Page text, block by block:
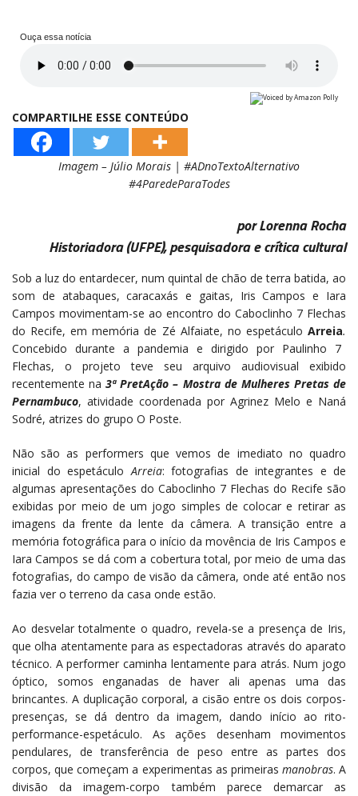
Ouça essa notícia
COMPARTILHE ESSE CONTEÚDO
Imagem – Júlio Morais | #ADnoTextoAlternativo
#4ParedeParaTodes
por Lorenna Rocha
Historiadora (UFPE), pesquisadora e crítica cultural
Sob a luz do entardecer, num quintal de chão de terra batida, ao
som de atabaques, caracaxás e gaitas, Iris Campos e Iara
Campos movimentam-se ao encontro do Caboclinho 7 Flechas
do Recife, em memória de Zé Alfaiate, no espetáculo Arreia.
Concebido durante a pandemia e dirigido por Paulinho 7
Flechas, o projeto teve seu arquivo audiovisual exibido
recentemente na3ª PretAção – Mostra de Mulheres Pretas de
Pernambuco, atividade coordenada por Agrinez Melo e Naná
Sodré, atrizes do grupo O Poste.
Não são as performers que vemos de imediato no quadro
inicial do espetáculoArreia: fotografias de integrantes e de
algumas apresentações do Caboclinho 7 Flechas do Recife são
exibidas por meio de um jogo simples de colocar e retirar as
imagens da frente da lente da câmera. A transição entre a
memória fotográfica para o início da movência de Iris Campos e
Iara Campos se dá com a cobertura total, por meio de uma das
fotografias, do campo de visão da câmera, onde até então nos
fazia ver o terreno da casa onde estão.
Ao desvelar totalmente o quadro, revela-se a presença de Iris,
que olha atentamente para as espectadoras através do aparato
técnico. A performer caminha lentamente para atrás. Num jogo
óptico, somos enganadas de haver ali apenas uma das
brincantes. A duplicação corporal, a cisão entre os dois corpos-
presenças, se dá dentro da imagem, dando início ao rito-
performance-espetáculo. As ações desenham movimentos
pendulares, de transferência de peso entre as partes dos
corpos, que começam a experimentas as primeiras manobras. A
divisão da imagem-corpo também parece demarcar as